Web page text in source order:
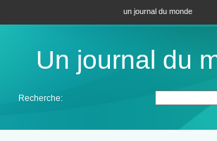
un journal du monde
Un journal du
Recherche: